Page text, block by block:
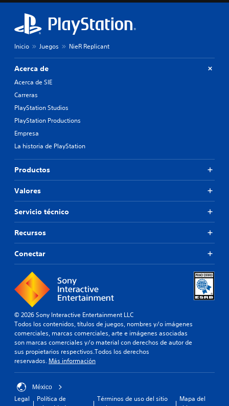
Inicio Juegos NieR Replicant
Acerca de
Acerca de SIE
Carreras
PlayStation Studios
PlayStation Productions
Empresa
La historia de PlayStation
Productos
Valores
Servicio técnico
Recursos
Conectar
© 2026 Sony Interactive Entertainment LLC
Todos los contenidos, títulos de juegos, nombres y/o imágenes
comerciales, marcas comerciales, arte e imágenes asociadas
son marcas comerciales y/o material con derechos de autor de
sus propietarios respectivos.Todos los derechos
reservados. Más información
México
Legal
Política de
Términos de uso del sitio
Mapa del